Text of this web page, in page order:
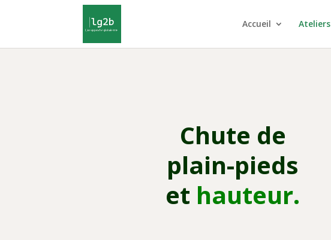
Accueil Ateliers
Chute de
plain-pieds
et hauteur.